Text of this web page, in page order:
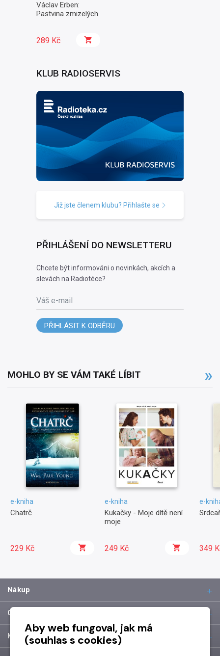
Václav Erben:
Pastvina zmizelých
289 Kč
KLUB RADIOSERVIS
Již jste členem klubu? Přihlašte se
PŘIHLÁŠENÍ DO NEWSLETTERU
Chcete být informováni o novinkách, akcích a
slevách na Radiotéce?
Váš e-mail
PŘIHLÁSIT K ODBĚRU
MOHLO BY SE VÁM TAKÉ LÍBIT
e-kniha
Chatrč
229 Kč
e-kniha
Kukačky - Moje dítě není
moje
249 Kč
e-
349
Nákup
O společnosti
Kontakt
Aby web fungoval, jak má
(souhlas s cookies)